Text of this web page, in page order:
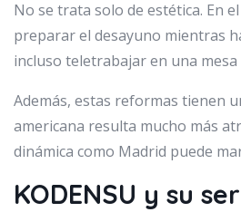
No se trata solo de estética. En
preparar el desayuno mientras
incluso teletrabajar en una
Además, estas reformas tienen
americana resulta mucho más
dinámica como Madrid puede
KODENSU y su